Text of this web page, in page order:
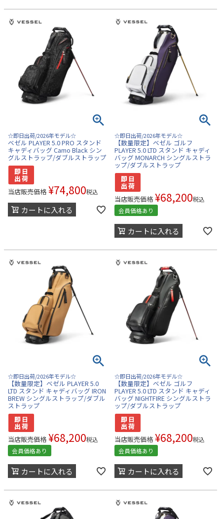
☆即日出荷/2026年モデル☆
ベゼル PLAYER 5.0 PRO スタンド
キャディバッグ Camo Black シン
グルストラップ/ダブルストラップ
当店販売価格 ¥74,800税込
カートに入れる
☆即日出荷/2026年モデル☆
【数量限定】ベゼル ゴルフ
PLAYER 5.0 LTD スタンド キャディ
バッグ MONARCH シングルストラ
ップ/ダブルストラップ
当店販売価格 ¥68,200税込
会員価格あり
カートに入れる
☆即日出荷/2026年モデル☆
【数量限定】ベゼル PLAYER 5.0
LTD スタンド キャディバッグ IRON
BREW シングルストラップ/ダブル
ストラップ
当店販売価格 ¥68,200税込
会員価格あり
カートに入れる
☆即日出荷/2026年モデル☆
【数量限定】ベゼル ゴルフ
PLAYER 5.0 LTD スタンド キャディ
バッグ NIGHTFIRE シングルストラ
ップ/ダブルストラップ
当店販売価格 ¥68,200税込
会員価格あり
カートに入れる